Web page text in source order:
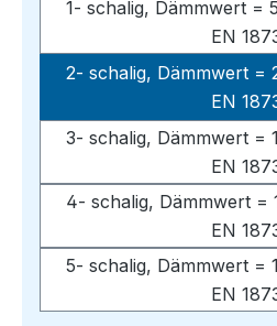
1- schalig, Dämmwert =
EN
2- schalig, Dämmwert =
EN
3- schalig, Dämmwert =
EN
4- schalig, Dämmwert =
EN
5- schalig, Dämmwert =
EN